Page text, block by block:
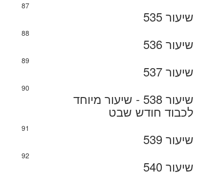
87
שיעור 535
88
שיעור 536
89
שיעור 537
90
שיעור 538 - שיעור מיוחד
לכבוד חודש שבט
91
שיעור 539
92
שיעור 540